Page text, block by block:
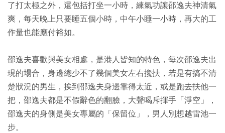
了打太極之外，還包括打坐一小時，練氣功讓邵逸夫神清氣
爽，每天晚上只要睡五個小時，中午小睡一小時，再大的工
作量也能應付裕如。
邵逸夫喜歡與美女相處，是港人皆知的特色，每次邵逸夫出
現的場合，身邊總少不了幾個美女左右攙扶，若是有搞不清
楚狀況的男生，挨到邵逸夫身邊靠得太近，或是跑去扶他一
把，邵逸夫都是不假辭色的翻臉，大聲喝斥揮手「淨空」，
邵逸夫的身側是美女專屬的「保留位」，男人別想越雷池一
步。